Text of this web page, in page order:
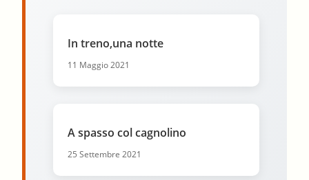
In treno,una notte
11 Maggio 2021
A spasso col cagnolino
25 Settembre 2021